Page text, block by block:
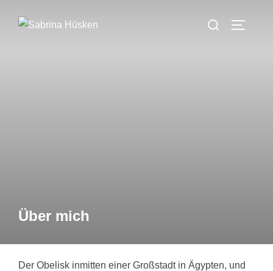
Inhalt
Suchen
Über mich
Der Obelisk inmitten einer Großstadt in Ägypten, und